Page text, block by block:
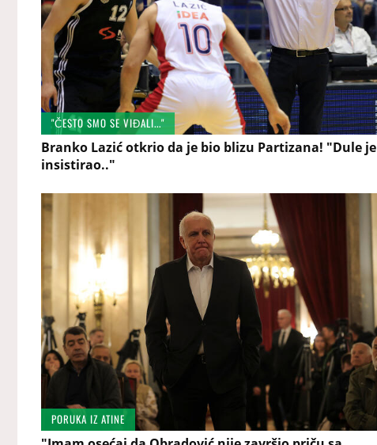
"ČESTO SMO SE VIĐALI..."
Branko Lazić otkrio da je bio blizu Partizana! "Dule je
insistirao.."
PORUKA IZ ATINE